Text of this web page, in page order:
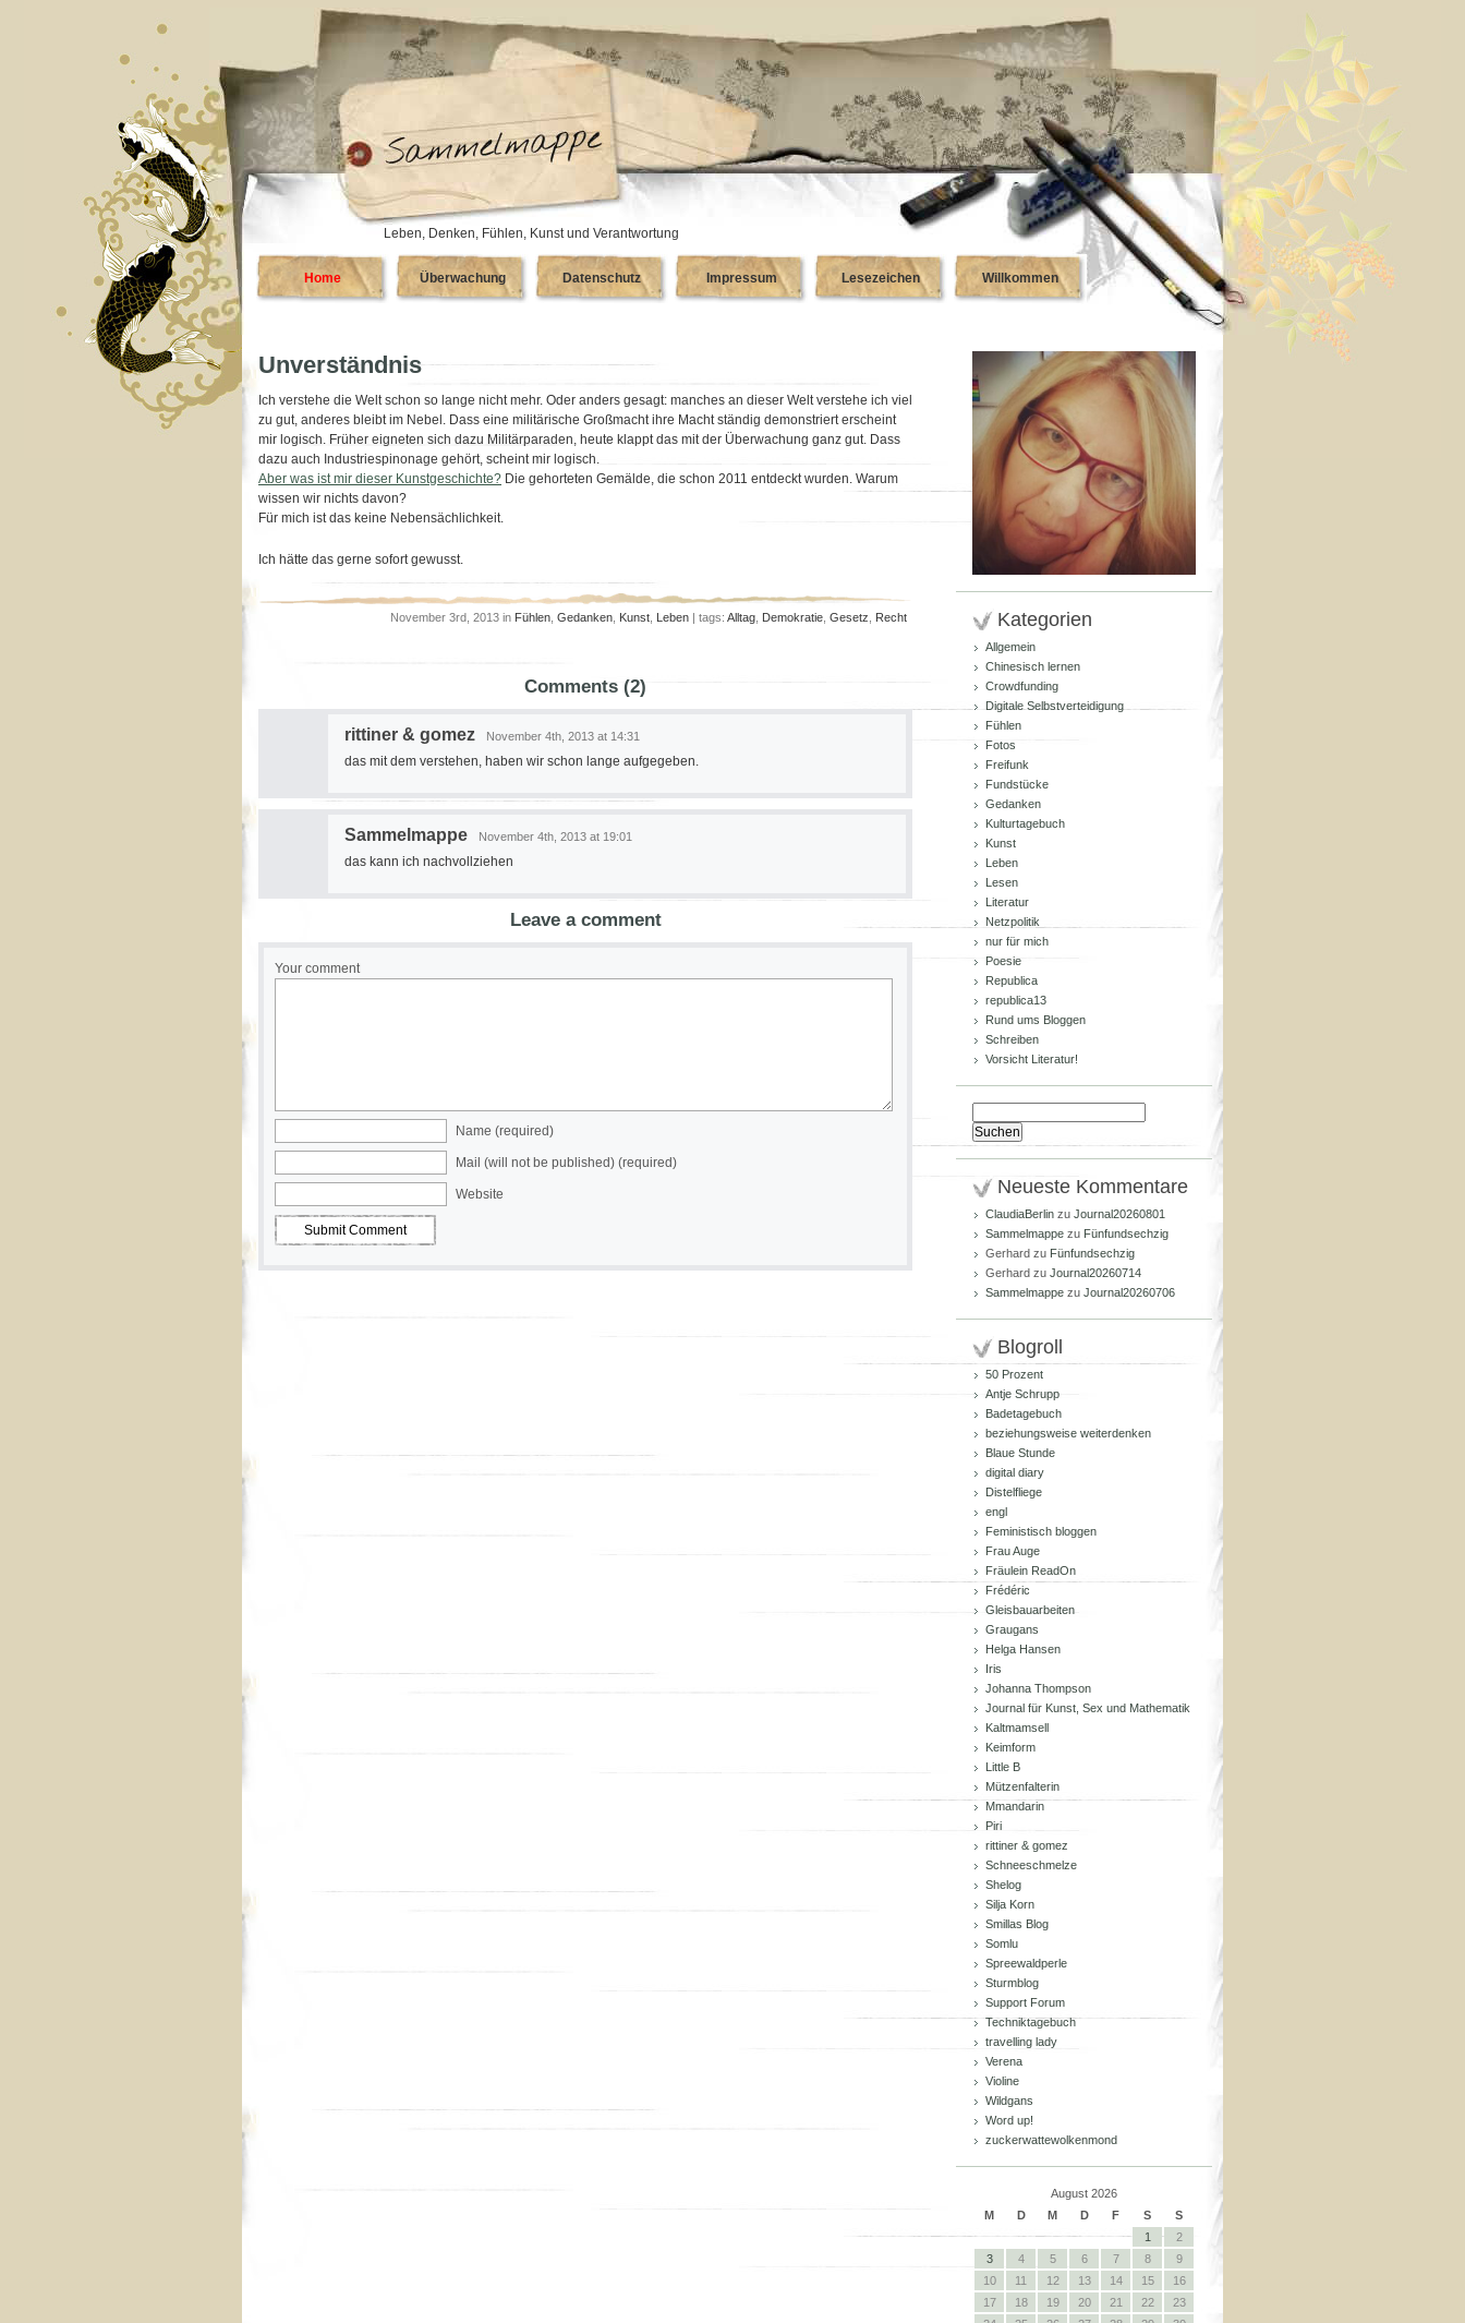
Leben, Denken, Fühlen, Kunst und Verantwortung
Home Überwachung Datenschutz Impressum Lesezeichen Willkommen
Unverständnis
Ich verstehe die Welt schon so lange nicht mehr. Oder anders gesagt: manches an dieser Welt verstehe ich viel
zu gut, anderes bleibt im Nebel. Dass eine militärische Großmacht ihre Macht ständig demonstriert erscheint
mir logisch. Früher eigneten sich dazu Militärparaden, heute klappt das mit der Überwachung ganz gut. Dass
dazu auch Industriespinonage gehört, scheint mir logisch.
Aber was ist mir dieser Kunstgeschichte? Die gehorteten Gemälde, die schon 2011 entdeckt wurden. Warum
wissen wir nichts davon?
Für mich ist das keine Nebensächlichkeit.
Ich hätte das gerne sofort gewusst.
November 3rd, 2013 in Fühlen Gedanken Kunst Leben | tags: Alltag Demokratie Gesetz Recht
Comments (2)
rittiner & gomez November 4th, 2013 at 14:31
das mit dem verstehen, haben wir schon lange aufgegeben.
Sammelmappe November 4th, 2013 at 19:01
das kann ich nachvollziehen
Leave a comment
Your comment
Name (required)
Mail (will not be published) (required)
Website
Kategorien
Allgemein
Chinesisch lernen
Crowdfunding
Digitale Selbstverteidigung
Fühlen
Fotos
Freifunk
Fundstücke
Gedanken
Kulturtagebuch
Kunst
Leben
Lesen
Literatur
Netzpolitik
nur für mich
Poesie
Republica
republica13
Rund ums Bloggen
Schreiben
Vorsicht Literatur!
nach:
Neueste Kommentare
ClaudiaBerlin zu Journal20260801
Sammelmappe zu Fünfundsechzig
Gerhard zu Fünfundsechzig
Gerhard zu Journal20260714
Sammelmappe zu Journal20260706
Blogroll
50 Prozent
Antje Schrupp
Badetagebuch
beziehungsweise weiterdenken
Blaue Stunde
digital diary
Distelfliege
engl
Feministisch bloggen
Frau Auge
Fräulein ReadOn
Frédéric
Gleisbauarbeiten
Graugans
Helga Hansen
Iris
Johanna Thompson
Journal für Kunst, Sex und Mathematik
Kaltmamsell
Keimform
Little B
Mützenfalterin
Mmandarin
Piri
rittiner & gomez
Schneeschmelze
Shelog
Silja Korn
Smillas Blog
Somlu
Spreewaldperle
Sturmblog
Support Forum
Techniktagebuch
travelling lady
Verena
Violine
Wildgans
Word up!
zuckerwattewolkenmond
August 2026
M
D M D F S
S
1
2
3
4 5 6 7 8
9
10
11 12 13 14 15
16
17
18 19 20 21 22
23